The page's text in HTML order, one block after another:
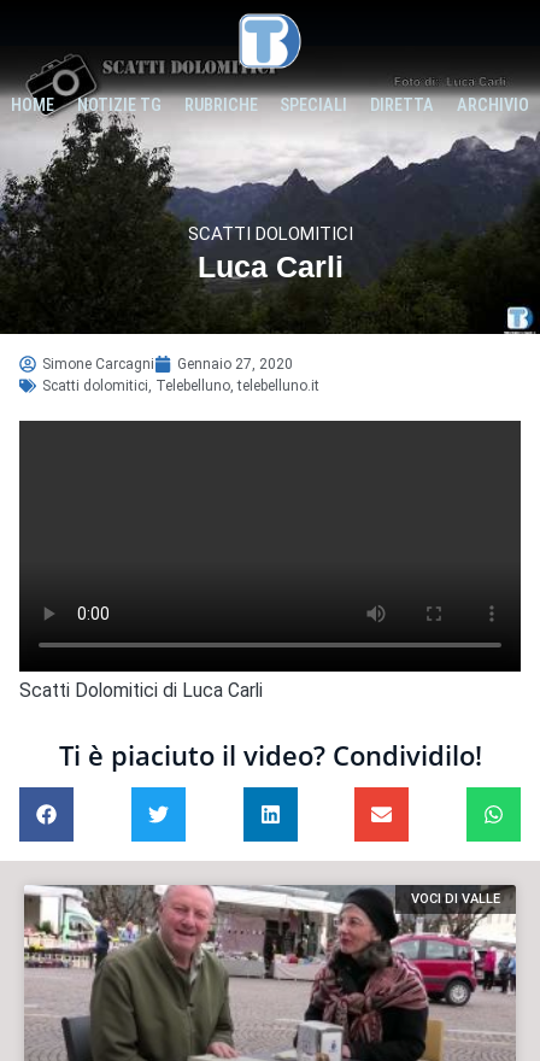
HOME NOTIZIE TG RUBRICHE SPECIALI DIRETTA ARCHIVIO
SCATTI DOLOMITICI
Luca Carli
Simone Carcagni
Gennaio 27, 2020
Scatti dolomitici Telebelluno ,telebelluno.it
Scatti Dolomitici di Luca Carli
Ti è piaciuto il video? Condividilo!
VOCI DI VALLE